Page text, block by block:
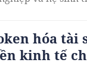
hóa tài
kinh tế